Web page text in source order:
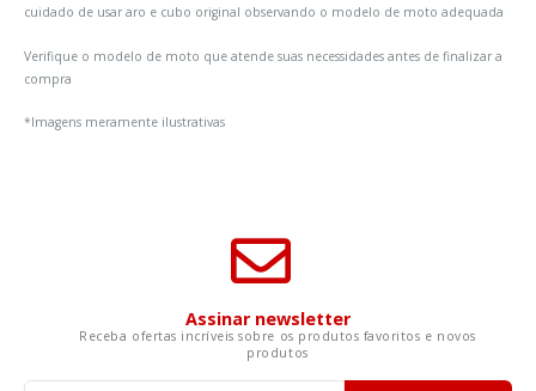
cuidado de usar aro e cubo original observando o modelo de moto adequada
Verifique o modelo de moto que atende suas necessidades antes de finalizar a
compra
*Imagens meramente ilustrativas
Assinar newsletter
Receba ofertas incríveis sobre os produtos favoritos e novos
produtos